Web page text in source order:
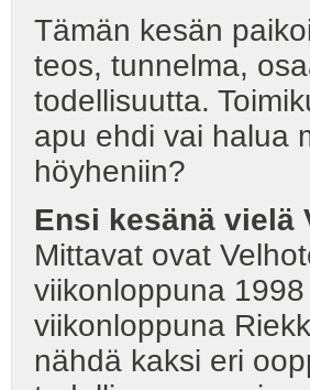
Tämän kesän
teos, tunnelma,
todellisuutta.
apu ehdi vai halua
höyheniin?
Ensi kesänä vielä
Mittavat ovat
viikonloppuna
viikonloppuna
nähdä kaksi eri